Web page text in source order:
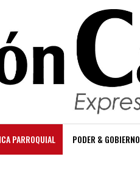
PARROQUIAL PODER & GOBIERNO